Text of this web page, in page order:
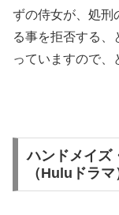
ずの侍女が、処刑
る事を拒否する、
っていますので、
ハンドメイズ
（Huluドラ